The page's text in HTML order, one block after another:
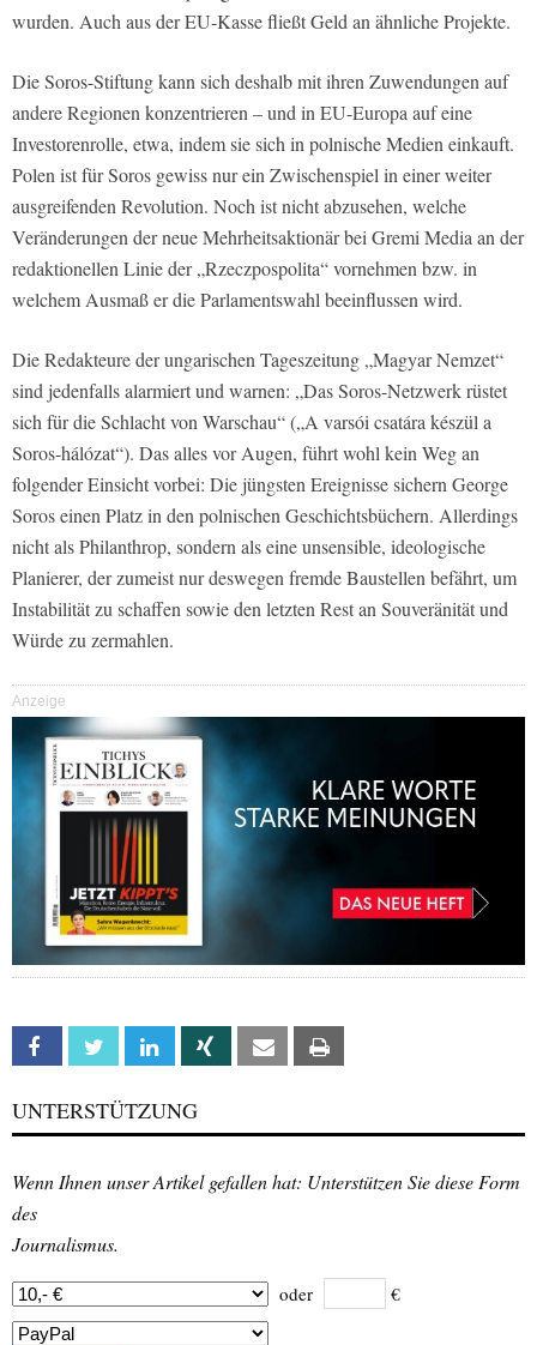
wurden. Auch aus der EU-Kasse fließt Geld an ähnliche Projekte.
Die Soros-Stiftung kann sich deshalb mit ihren Zuwendungen auf
andere Regionen konzentrieren – und in EU-Europa auf eine
Investorenrolle, etwa, indem sie sich in polnische Medien einkauft.
Polen ist für Soros gewiss nur ein Zwischenspiel in einer weiter
ausgreifenden Revolution. Noch ist nicht abzusehen, welche
Veränderungen der neue Mehrheitsaktionär bei Gremi Media an der
redaktionellen Linie der „Rzeczpospolita“ vornehmen bzw. in
welchem Ausmaß er die Parlamentswahl beeinflussen wird.
Die Redakteure der ungarischen Tageszeitung „Magyar Nemzet“
sind jedenfalls alarmiert und warnen: „Das Soros-Netzwerk rüstet
sich für die Schlacht von Warschau“ („A varsói csatára készül a
Soros-hálózat“). Das alles vor Augen, führt wohl kein Weg an
folgender Einsicht vorbei: Die jüngsten Ereignisse sichern George
Soros einen Platz in den polnischen Geschichtsbüchern. Allerdings
nicht als Philanthrop, sondern als eine unsensible, ideologische
Planierer, der zumeist nur deswegen fremde Baustellen befährt, um
Instabilität zu schaffen sowie den letzten Rest an Souveränität und
Würde zu zermahlen.
Anzeige
Facebook Twitter Linkedin Xing Email
UNTERSTÜTZUNG
Wenn Ihnen unser Artikel gefallen hat: Unterstützen Sie diese Form
des
Journalismus.
oder €